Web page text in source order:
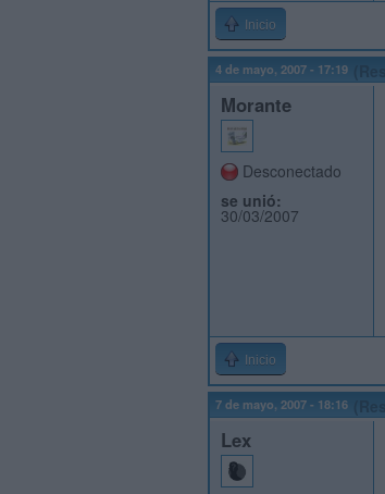
Inicio
4 de mayo, 2007 - 17:19
Morante
Desconectado
se unió:
30/03/2007
Inicio
7 de mayo, 2007 - 18:16
Lex